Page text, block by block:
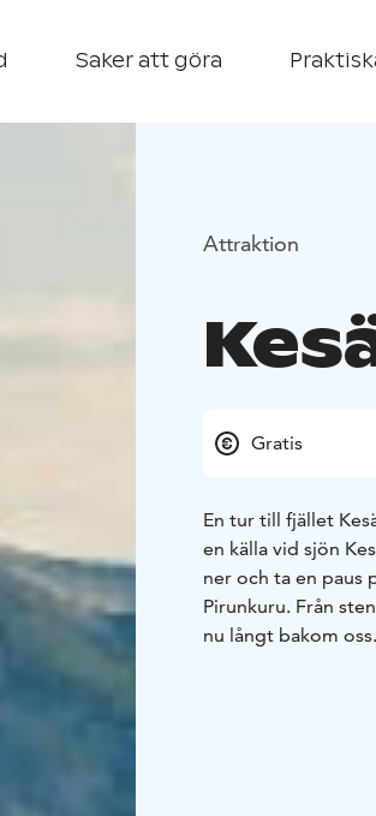
Saker att göra
Attraktion
Gratis
En tur till fjället
en källa vid sjön
ner och ta en paus
Pirunkuru. Från
nu långt bakom